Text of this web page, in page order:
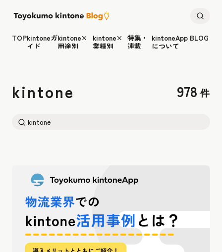
TOPkintoneガ
イド
kintone×
用途別
kintone×
業種別
特集・
連載
kintoneApp BLOG
について
kintone 978 件
検